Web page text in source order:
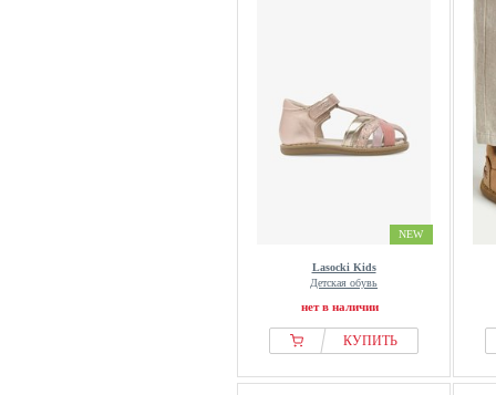
NEW
Lasocki Kids
Детская обувь
нет в наличии
КУПИТЬ